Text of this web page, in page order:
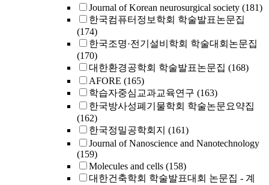
Journal of Korean neurosurgical society (181)
한국컴퓨터정보학회 학술발표논문집
(174)
한국조명·전기설비학회 학술대회논문집
(170)
대한환경공학회 학술발표논문집 (168)
AFORE (165)
학습자중심교과교육연구 (163)
한국방사성폐기물학회 학술논문요약집
(162)
한국정밀공학회지 (161)
Journal of Nanoscience and Nanotechnology
(159)
Molecules and cells (158)
대한건축학회 학술발표대회 논문집 - 계